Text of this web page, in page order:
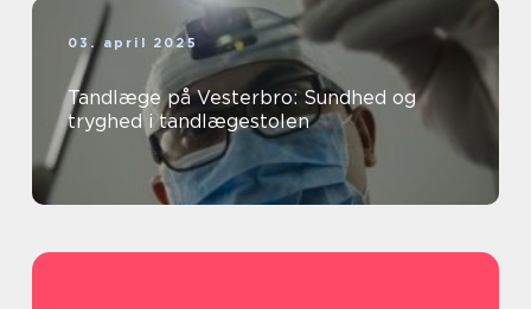
03. april 2025
Tandlæge på Vesterbro: Sundhed og
tryghed i tandlægestolen